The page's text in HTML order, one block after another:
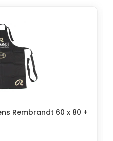
Rembrandt 60 x 80 +